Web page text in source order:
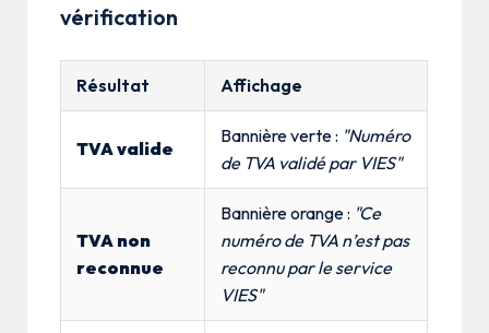
vérification
Résultat Affichage
TVA valide
Bannière verte : "Numéro
de TVA validé par VIES"
TVA non
reconnue
Bannière orange : "Ce
numéro de TVA n’est pas
reconnu par le service
VIES"